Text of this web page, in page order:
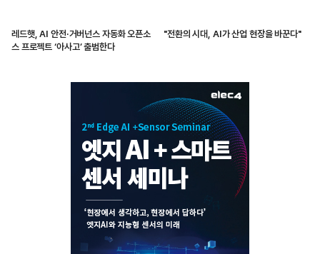
레드햇, AI 안전·거버넌스 자동화 오픈소
스 프로젝트 ‘아사고’ 출범한다
"전환의 시대, AI가 산업 현장을 바꾼다"